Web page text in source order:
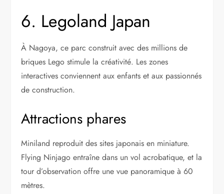
6. Legoland Japan
À Nagoya, ce parc construit avec des millions de
briques Lego stimule la créativité. Les zones
interactives conviennent aux enfants et aux passionnés
de construction.
Attractions phares
Miniland reproduit des sites japonais en miniature.
Flying Ninjago entraîne dans un vol acrobatique, et la
tour d’observation offre une vue panoramique à 60
mètres.